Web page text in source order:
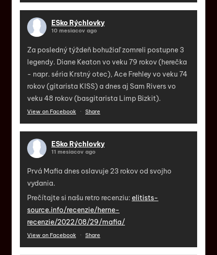
ESko Rýchlovky
10 mesiacov ago
Za posledný týždeň bohužiaľ zomreli postupne 3
legendy. Diane Keaton vo veku 79 rokov (herečka
- napr. séria Krstný otec), Ace Frehley vo veku 74
rokov (gitarista KISS) a dnes aj Sam Rivers vo
veku 48 rokov (basgitarista Limp Bizkit).
View on Facebook · Share
ESko Rýchlovky
11 mesiacov ago
Prvá Mafia dnes oslavuje 23 rokov od svojho
vydania.
Prečítajte si našu retro recenziu: elitists-
source.info/recenzie/herne-
recenzie/2022/08/29/mafia/
View on Facebook · Share